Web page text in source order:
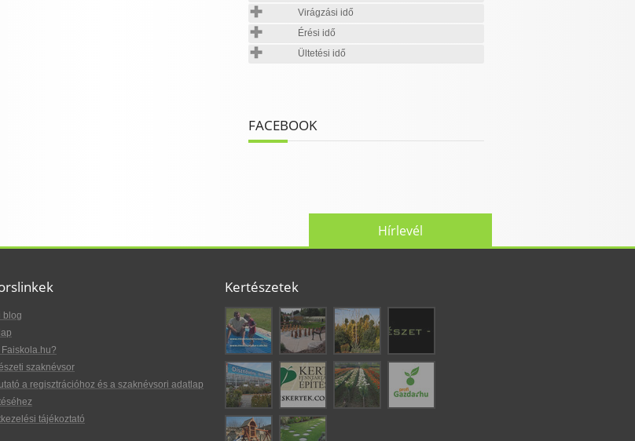
Virágzási idő
Érési idő
Ültetési idő
FACEBOOK
Hírlevél
blog
Faiskola.hu?
szaknévsor
a regisztrációhoz és a szaknévsori adatlap
tájékoztató
Kertészetek